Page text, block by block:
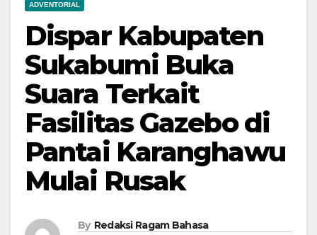
ADVENTORIAL
Dispar Kabupaten
Sukabumi Buka
Suara Terkait
Fasilitas Gazebo di
Pantai Karanghawu
Mulai Rusak
By Redaksi Ragam Bahasa